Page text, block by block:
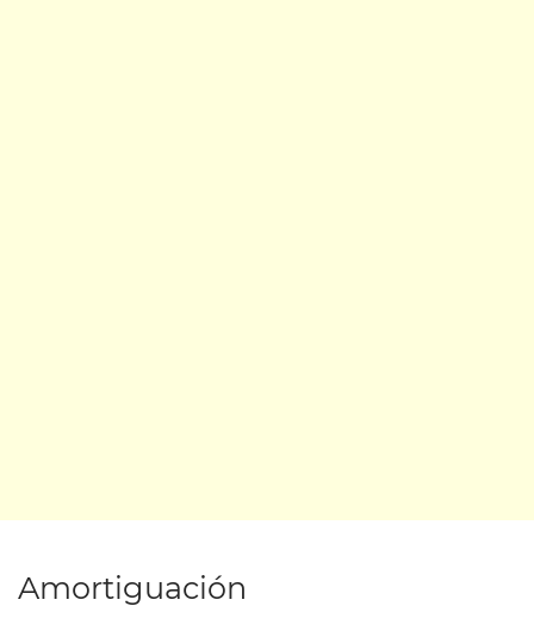
Amortiguación